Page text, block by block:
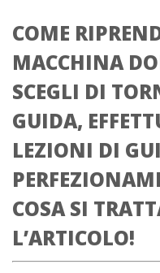
COME
MACCHINA
SCEGLI DI
GUIDA,
LEZIONI DI
COSA SI
L’ARTICOLO!